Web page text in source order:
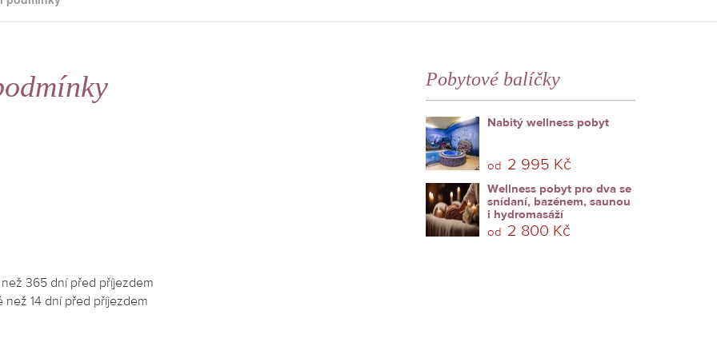
365 dní před příjezdem
14 dní před příjezdem
Pobytové balíčky
Nabitý wellness pobyt
od 2 995 Kč
Wellness pobyt pro dva se
snídaní, bazénem, saunou
i hydromasáží
od 2 800 Kč